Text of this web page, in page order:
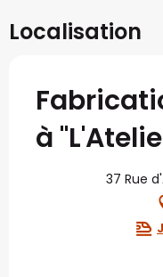
Localisation
à
37 Rue